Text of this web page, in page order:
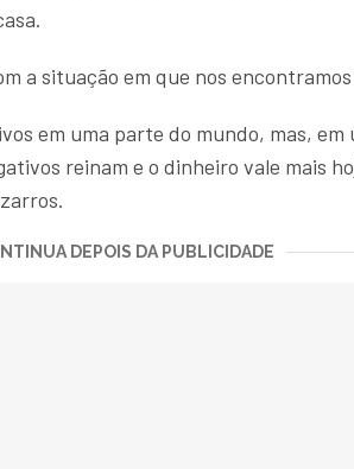
a situação em que nos
em uma parte do mundo, mas, em
reinam e o dinheiro vale mais
DEPOIS DA PUBLICIDADE